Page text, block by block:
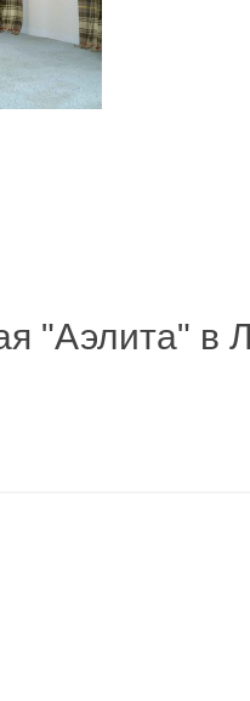
"Аэлита" в